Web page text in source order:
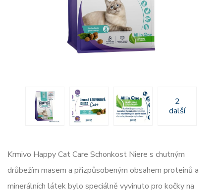
2
další
Krmivo Happy Cat Care Schonkost Niere s chutným
drůbežím masem a přizpůsobeným obsahem proteinů a
minerálních látek bylo speciálně vyvinuto pro kočky na